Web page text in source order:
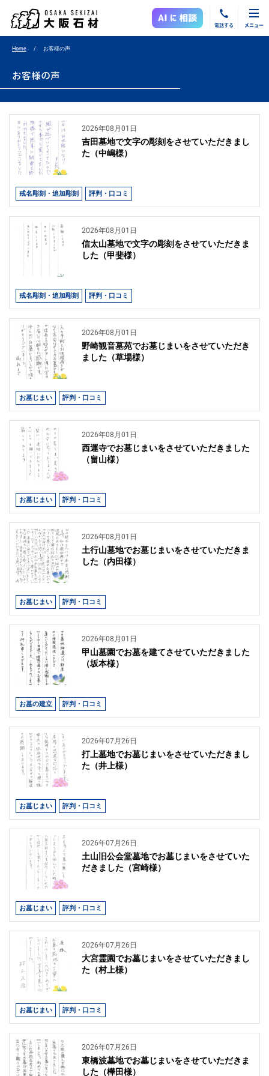
電話する メニュー
Home お客様の声
お客様の声
2026年08月01日
吉田墓地で文字の彫刻をさせていただきまし
た（中嶋様）
戒名彫刻・追加彫刻 評判・口コミ
2026年08月01日
信太山墓地で文字の彫刻をさせていただきま
した（甲斐様）
戒名彫刻・追加彫刻 評判・口コミ
2026年08月01日
野崎観音墓苑でお墓じまいをさせていただき
ました（草場様）
お墓じまい 評判・口コミ
2026年08月01日
西運寺でお墓じまいをさせていただきました
（畠山様）
お墓じまい 評判・口コミ
2026年08月01日
土行山墓地でお墓じまいをさせていただきま
した（内田様）
お墓じまい 評判・口コミ
2026年08月01日
甲山墓園でお墓を建てさせていただきました
（坂本様）
お墓の建立 評判・口コミ
2026年07月26日
打上墓地でお墓じまいをさせていただきまし
た（井上様）
お墓じまい 評判・口コミ
2026年07月26日
土山旧公会堂墓地でお墓じまいをさせていた
だきました（宮崎様）
お墓じまい 評判・口コミ
2026年07月26日
大宮霊園でお墓じまいをさせていただきまし
た（村上様）
お墓じまい 評判・口コミ
2026年07月26日
東橋波墓地でお墓じまいをさせていただきま
した（樺田様）